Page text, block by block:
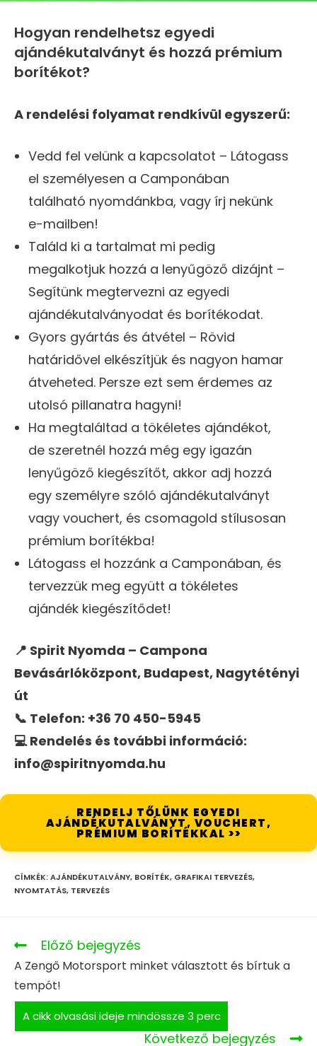
Hogyan rendelhetsz egyedi
ajándékutalványt és hozzá prémium
borítékot?
A rendelési folyamat rendkívül egyszerű:
Vedd fel velünk a kapcsolatot – Látogass
el személyesen a Camponában
található nyomdánkba, vagy írj nekünk
e-mailben!
Találd ki a tartalmat mi pedig
megalkotjuk hozzá a lenyűgöző dizájnt –
Segítünk megtervezni az egyedi
ajándékutalványodat és borítékodat.
Gyors gyártás és átvétel – Rövid
határidővel elkészítjük és nagyon hamar
átveheted. Persze ezt sem érdemes az
utolsó pillanatra hagyni!
Ha megtaláltad a tökéletes ajándékot,
de szeretnél hozzá még egy igazán
lenyűgöző kiegészítőt, akkor adj hozzá
egy személyre szóló ajándékutalványt
vagy vouchert, és csomagold stílusosan
prémium borítékba!
Látogass el hozzánk a Camponában, és
tervezzük meg együtt a tökéletes
ajándék kiegészítődet!
📍 Spirit Nyomda – Campona
Bevásárlóközpont, Budapest, Nagytétényi
út
📞 Telefon: +36 70 450-5945
💻 Rendelés és további információ:
info@spiritnyomda.hu
RENDELJ TŐLÜNK EGYEDI
AJÁNDÉKUTALVÁNYT, VOUCHERT,
PRÉMIUM BORÍTÉKKAL >>
CÍMKÉK:AJÁNDÉKUTALVÁNY, BORÍTÉK, GRAFIKAI TERVEZÉS,
NYOMTATÁS, TERVEZÉS
Előző bejegyzés
A Zengő Motorsport minket választott és bírtuk a
tempót!
Következő bejegyzés